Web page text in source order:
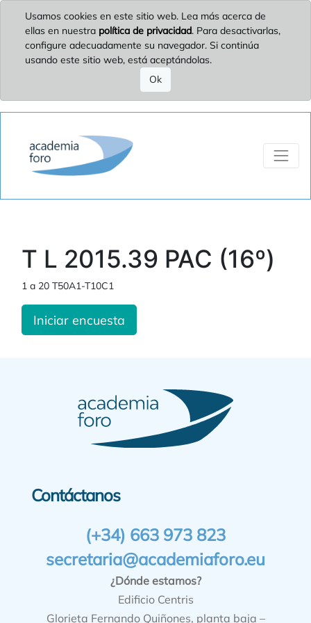
Usamos cookies en este sitio web. Lea más acerca de
ellas en nuestra política de privacidad. Para desactivarlas,
configure adecuadamente su navegador. Si continúa
usando este sitio web, está aceptándolas.
Ok
T L 2015.39 PAC (16º)
1 a 20 T50A1-T10C1
Iniciar encuesta
Contáctanos
(+34) 663 973 823
secretaria@academiaforo.eu
¿Dónde estamos?
Edificio Centris
Glorieta Fernando Quiñones, planta baja –